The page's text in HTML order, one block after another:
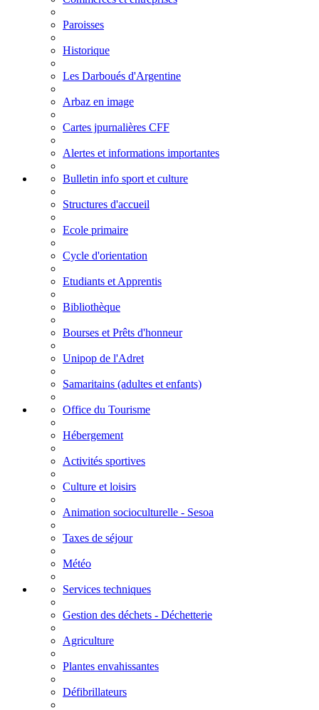
Paroisses
Historique
Les Darboués d'Argentine
Arbaz en image
Cartes jpurnalières CFF
Alertes et informations importantes
Bulletin info sport et culture
Structures d'accueil
Ecole primaire
Cycle d'orientation
Etudiants et Apprentis
Bibliothèque
Bourses et Prêts d'honneur
Unipop de l'Adret
Samaritains (adultes et enfants)
Office du Tourisme
Hébergement
Activités sportives
Culture et loisirs
Animation socioculturelle - Sesoa
Taxes de séjour
Météo
Services techniques
Gestion des déchets - Déchetterie
Agriculture
Plantes envahissantes
Défibrillateurs